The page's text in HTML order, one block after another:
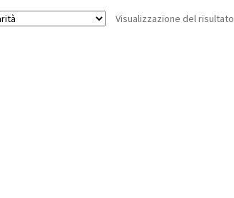
Le
Visualizzazione del risultato